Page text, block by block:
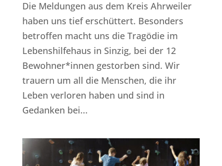
Die Meldungen aus dem Kreis Ahrweiler
haben uns tief erschüttert. Besonders
betroffen macht uns die Tragödie im
Lebenshilfehaus in Sinzig, bei der 12
Bewohner*innen gestorben sind. Wir
trauern um all die Menschen, die ihr
Leben verloren haben und sind in
Gedanken bei...